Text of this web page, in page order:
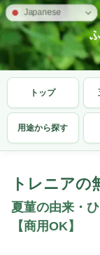
トップ
用途から探す
トレニアの
夏菫の由来・
【商用OK】
Japanese